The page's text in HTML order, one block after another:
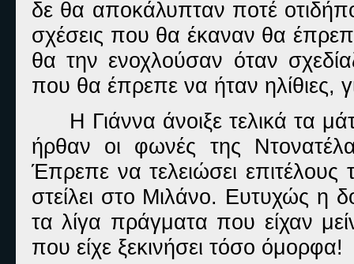
δε θα αποκάλυπταν ποτέ
σχέσεις που θα έκαναν θα
θα την ενοχλούσαν όταν
που θα έπρεπε να ήταν ηλίθιες,
Η Γιάννα άνοιξε τελικά τα
ήρθαν οι φωνές της
Έπρεπε να τελειώσει επιτέλους
στείλει στο Μιλάνο. Ευτυχώς η
τα λίγα πράγματα που είχαν
που είχε ξεκινήσει τόσο όμορφα!